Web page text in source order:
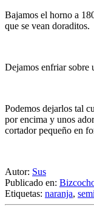
Bajamos el horno a
que se vean doraditos.
Dejamos enfriar sobre
Podemos dejarlos tal
por encima y unos
cortador pequeño en
Autor: Sus
Publicado en:
Etiquetas: naranja,